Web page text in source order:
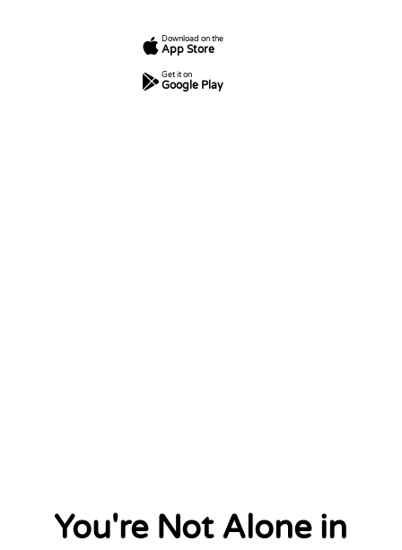
Download on the
App Store
Get it on
Google Play
You're Not Alone in